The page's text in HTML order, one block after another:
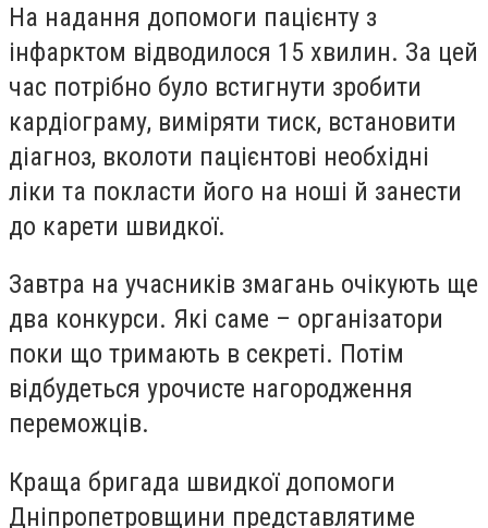
На надання допомоги пацієнту з
інфарктом відводилося 15 хвилин. За цей
час потрібно було встигнути зробити
кардіограму, виміряти тиск, встановити
діагноз, вколоти пацієнтові необхідні
ліки та покласти його на ноші й занести
до карети швидкої.
Завтра на учасників змагань очікують ще
два конкурси. Які саме – організатори
поки що тримають в секреті. Потім
відбудеться урочисте нагородження
переможців.
Краща бригада швидкої допомоги
Дніпропетровщини представлятиме